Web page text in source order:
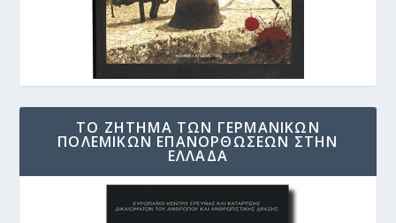
ΤΟ ΖΗΤΗΜΑ ΤΩΝ ΓΕΡΜΑΝΙΚΩΝ
ΠΟΛΕΜΙΚΩΝ ΕΠΑΝΟΡΘΩΣΕΩΝ ΣΤΗΝ
ΕΛΛΑΔΑ